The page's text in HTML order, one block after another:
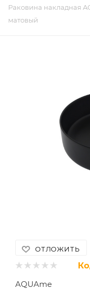
Раковина накладная
матовый
ОТЛОЖИТЬ
AQUAme